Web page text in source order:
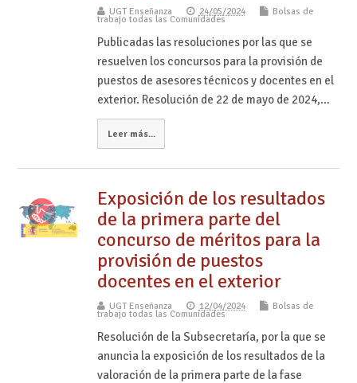
UGT Enseñanza 24/05/2024 Bolsas de
trabajo todas las Comunidades
Publicadas las resoluciones por las que se
resuelven los concursos para la provisión de
puestos de asesores técnicos y docentes en el
exterior. Resolución de 22 de mayo de 2024,…
Leer más...
Exposición de los resultados
de la primera parte del
concurso de méritos para la
provisión de puestos
docentes en el exterior
UGT Enseñanza 12/04/2024 Bolsas de
trabajo todas las Comunidades
Resolución de la Subsecretaría, por la que se
anuncia la exposición de los resultados de la
valoración de la primera parte de la fase